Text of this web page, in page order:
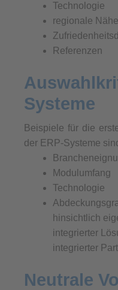
Technologie
regionale Nähe
Referenzen
Systeme
Beispiele für die
der ERP-Systeme
Modulumfang
Technologie
hinsichtlich
integrierter
integrierter
Neutrale